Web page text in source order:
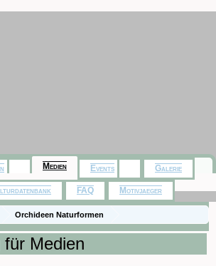
Orchideen Naturformen
Medien
Medien Events Galerie
FAQ Motivjaeger